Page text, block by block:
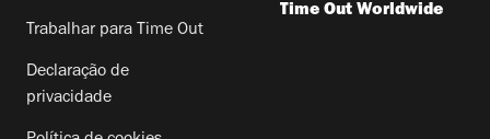
Trabalhar para Time Out
Declaração de
privacidade
Time Out Worldwide